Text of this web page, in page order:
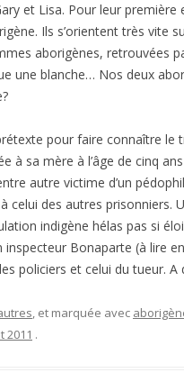
et Lisa. Pour leur première
Ils s’orientent très vite
aborigènes, retrouvées
une blanche… Nos deux
pour faire connaître le
à sa mère à l’âge de cinq
autre victime d’un
celui des autres prisonniers.
indigène hélas pas si
inspecteur Bonaparte (à lire
policiers et celui du tueur. A
, et marquée avec
2011 .